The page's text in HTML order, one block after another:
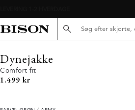
Søg her...
Dynejakke
Comfort fit
I alt (inkl. rabat)
1.499 kr